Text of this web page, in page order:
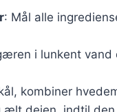
: Mål alle
i lunkent
kombiner